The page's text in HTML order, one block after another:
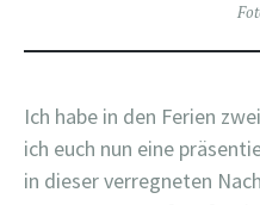
Ich habe in den Ferien
ich euch nun eine
in dieser verregneten